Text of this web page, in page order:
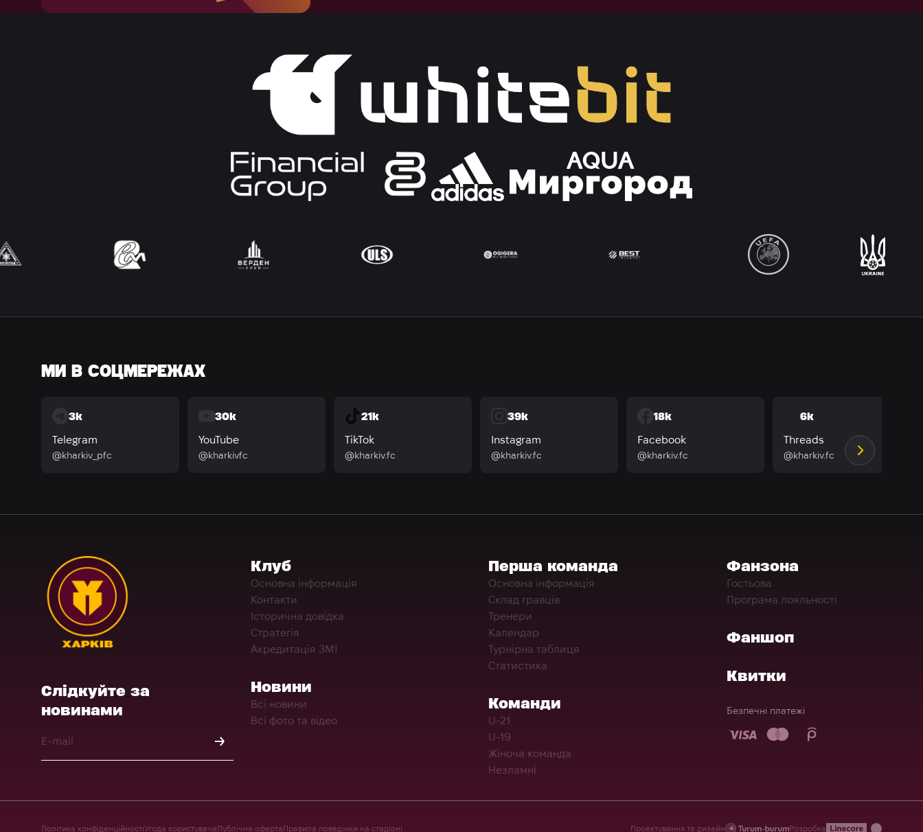
МИ В СОЦМЕРЕЖАХ
3k
Telegram
@kharkiv_pfc
30k
YouTube
@kharkivfc
21k
TikTok
@kharkiv.fc
39k
Instagram
@kharkiv.fc
18k
Facebook
@kharkiv.fc
6k
Threads
@kharkiv.fc
Слідкуйте за
новинами
Клуб
Основна інформація
Контакти
Історична довідка
Стратегія
Акредитація ЗМІ
Новини
Всі новини
Всі фото та відео
Перша команда
Основна інформація
Склад гравців
Тренери
Календар
Турнірна таблиця
Статистика
Команди
U-21
U-19
Жіноча команда
Незламні
Фанзона
Гостьова
Програма лояльності
Фаншоп
Квитки
Безпечні платежі
Політика конфіденційностіУгода користувачаПублічна офертаПравила поведінки на стадіоні Проектування та дизайн Розробка